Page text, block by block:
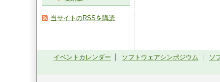
当サイトのRSSを購読
イベントカレンダー ソフトウェアシンポジウム ソ